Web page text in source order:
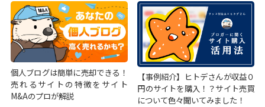
個人ブログは簡単に売却できる！
売れるサイトの特徴をサイト
M&Aのプロが解説
【事例紹介】ヒトデさんが収益０
円のサイトを購入！？サイト売買
について色々聞いてみました！